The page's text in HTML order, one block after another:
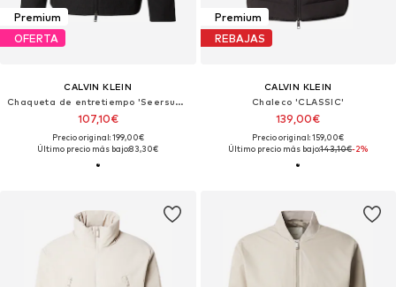
Premium
OFERTA
CALVIN KLEIN
Chaqueta de entretiempo 'Seersucker'
107,10€
Precio original: 199,00€
Último precio más bajo:83,30€
Premium
REBAJAS
CALVIN KLEIN
Chaleco 'CLASSIC'
139,00€
Precio original: 159,00€
Último precio más bajo:143,10€-2%